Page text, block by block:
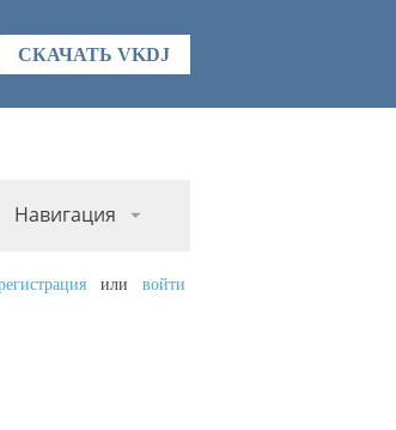
СКАЧАТЬ VKDJ
Навигация
или войти